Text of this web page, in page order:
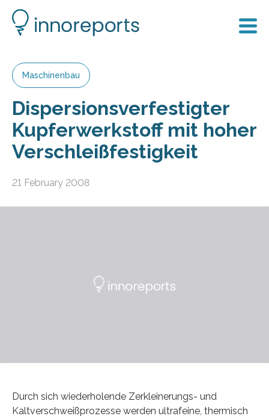
Maschinenbau
Dispersionsverfestigter
Kupferwerkstoff mit hoher
Verschleißfestigkeit
21 February 2008
Durch sich wiederholende Zerkleinerungs- und
Kaltverschweißprozesse werden ultrafeine, thermisch